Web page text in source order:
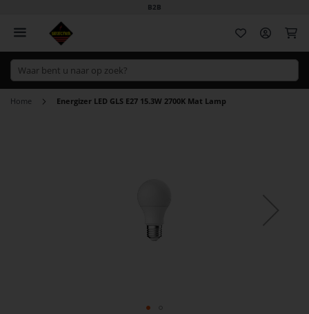
B2B
Home Energizer LED GLS E27 15.3W 2700K Mat Lamp